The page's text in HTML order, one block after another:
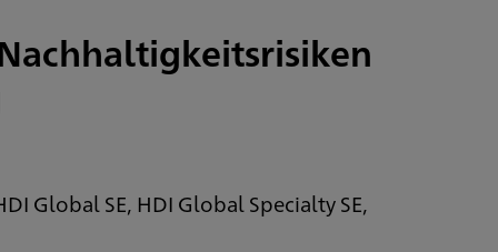
Global SE, HDI Global Specialty SE,